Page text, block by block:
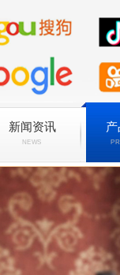
新闻资讯
NEWS